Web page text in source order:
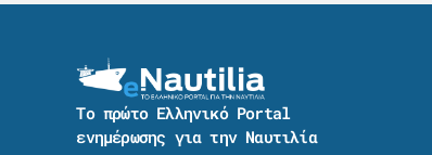
Το πρώτο Ελληνικό Portal
ενημέρωσης για την Ναυτιλία